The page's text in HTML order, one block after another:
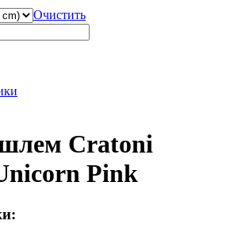
Очистить
Cratoni
Pink